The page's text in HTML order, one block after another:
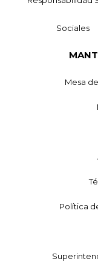
Sociales
Mesa
Política